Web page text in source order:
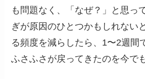
も問題なく、「なぜ？」と思っ
ぎが原因のひとつかもしれない
る頻度を減らしたら、1〜2週間
ふさふさが戻ってきたのを今で